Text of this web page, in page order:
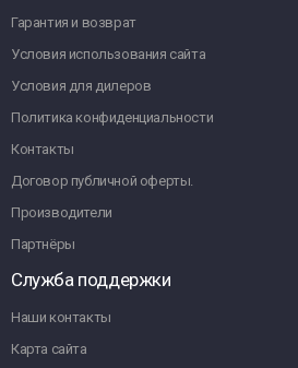
Гарантия и возврат
Условия использования сайта
Условия для дилеров
Политика конфиденциальности
Контакты
Договор публичной оферты.
Производители
Партнёры
Служба поддержки
Наши контакты
Карта сайта